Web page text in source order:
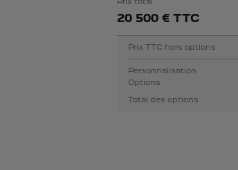
20 500 € TTC
Prix TTC hors options
Personnalisation
Options
Total des options